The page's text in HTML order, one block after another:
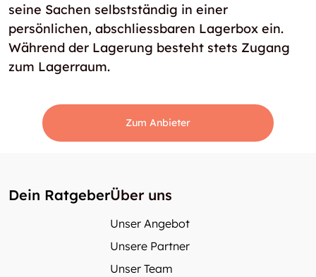
seine Sachen selbstständig in einer
persönlichen, abschliessbaren Lagerbox ein.
Während der Lagerung besteht stets Zugang
zum Lagerraum.
Zum Anbieter
Dein RatgeberÜber uns
Unser Angebot
Unsere Partner
Unser Team